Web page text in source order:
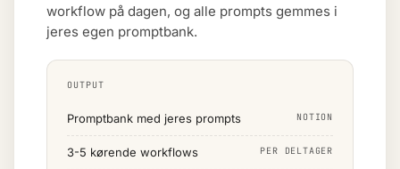
workflow på dagen, og alle prompts gemmes i
jeres egen promptbank.
OUTPUT
Promptbank med jeres prompts NOTION
3-5 kørende workflows PER DELTAGER